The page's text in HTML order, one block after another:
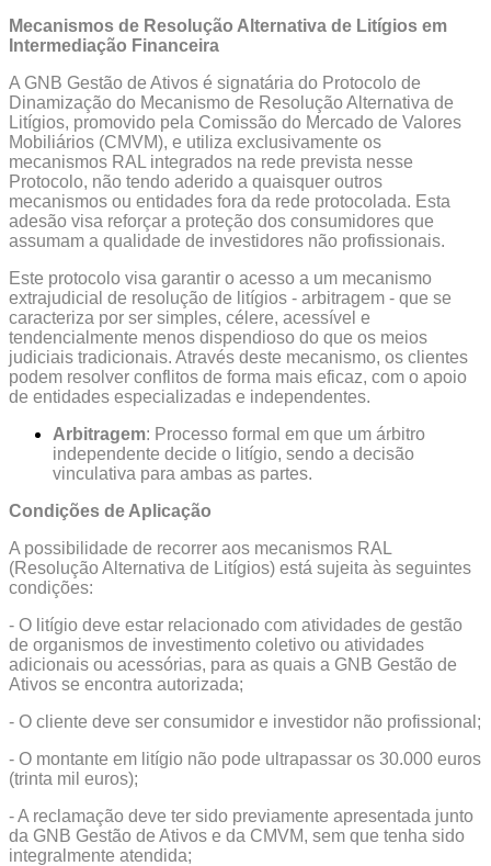
Mecanismos de Resolução Alternativa de Litígios em
Intermediação Financeira
A GNB Gestão de Ativos é signatária do Protocolo de
Dinamização do Mecanismo de Resolução Alternativa de
Litígios, promovido pela Comissão do Mercado de Valores
Mobiliários (CMVM), e utiliza exclusivamente os
mecanismos RAL integrados na rede prevista nesse
Protocolo, não tendo aderido a quaisquer outros
mecanismos ou entidades fora da rede protocolada. Esta
adesão visa reforçar a proteção dos consumidores que
assumam a qualidade de investidores não profissionais.
Este protocolo visa garantir o acesso a um mecanismo
extrajudicial de resolução de litígios - arbitragem - que se
caracteriza por ser simples, célere, acessível e
tendencialmente menos dispendioso do que os meios
judiciais tradicionais. Através deste mecanismo, os clientes
podem resolver conflitos de forma mais eficaz, com o apoio
de entidades especializadas e independentes.
Arbitragem: Processo formal em que um árbitro
independente decide o litígio, sendo a decisão
vinculativa para ambas as partes.
Condições de Aplicação
A possibilidade de recorrer aos mecanismos RAL
(Resolução Alternativa de Litígios) está sujeita às seguintes
condições:
- O litígio deve estar relacionado com atividades de gestão
de organismos de investimento coletivo ou atividades
adicionais ou acessórias, para as quais a GNB Gestão de
Ativos se encontra autorizada;
- O cliente deve ser consumidor e investidor não profissional;
- O montante em litígio não pode ultrapassar os 30.000 euros
(trinta mil euros);
- A reclamação deve ter sido previamente apresentada junto
da GNB Gestão de Ativos e da CMVM, sem que tenha sido
integralmente atendida;